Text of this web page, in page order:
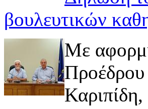
βουλευτικών
Με
Προέδρου